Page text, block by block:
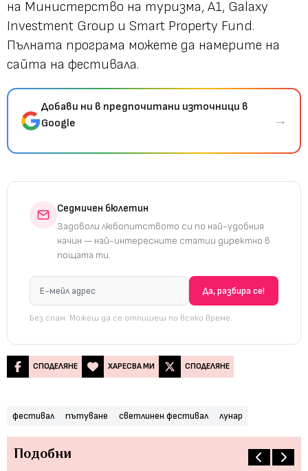
на Министерство на туризма, A1, Galaxy
Investment Group и Smart Property Fund.
Пълната програма можете да намерите на
сайта на фестивала.
Добави ни в предпочитани източници в
Google
→
Седмичен бюлетин
Задоволи любопитството си по най-удобния
начин — най-интересните статии директно в
пощата ти.
Без спам. Можеш да се отпишеш по всяко време.
СПОДЕЛЯНЕ ХАРЕСВА МИ СПОДЕЛЯНЕ
фестивал пътуване светлинен фестивал лунар
Подобни